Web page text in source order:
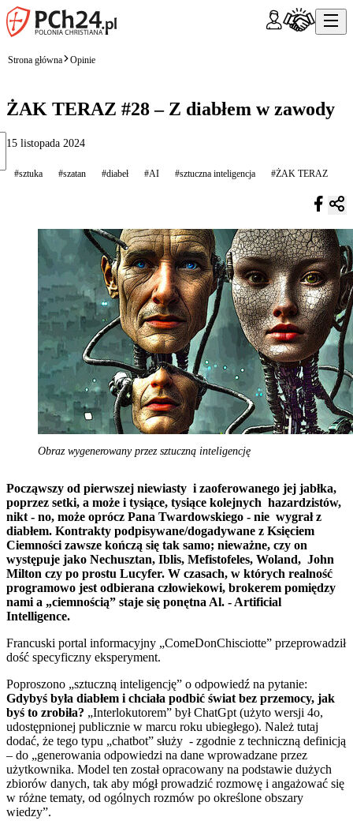
Strona główna Opinie
ŻAK TERAZ #28 – Z diabłem w zawody
15 listopada 2024
#sztuka #szatan #diabeł #AI #sztuczna inteligencja #ŻAK TERAZ
Obraz wygenerowany przez sztuczną inteligencję
Począwszy od pierwszej niewiasty i zaoferowanego jej jabłka,
poprzez setki, a może i tysiące, tysiące kolejnych hazardzistów,
nikt - no, może oprócz Pana Twardowskiego - nie wygrał z
diabłem. Kontrakty podpisywane/dogadywane z Księciem
Ciemności zawsze kończą się tak samo; nieważne, czy on
występuje jako Nechusztan, Iblis, Mefistofeles, Woland, John
Milton czy po prostu Lucyfer. W czasach, w których realność
programowo jest odbierana człowiekowi, brokerem pomiędzy
nami a „ciemnością” staje się ponętna Al. - Artificial
Intelligence.
Francuski portal informacyjny „ComeDonChisciotte” przeprowadził
dość specyficzny eksperyment.
Poproszono „sztuczną inteligencję” o odpowiedź na pytanie:
Gdybyś była diabłem i chciała podbić świat bez przemocy, jak
byś to zrobiła? „Interlokutorem” był ChatGpt (użyto wersji 4o,
udostępnionej publicznie w marcu roku ubiegłego). Należ tutaj
dodać, że tego typu „chatbot” służy - zgodnie z techniczną definicją
– do „generowania odpowiedzi na dane wprowadzane przez
użytkownika. Model ten został opracowany na podstawie dużych
zbiorów danych, tak aby mógł prowadzić rozmowę i angażować się
w różne tematy, od ogólnych rozmów po określone obszary
wiedzy”.